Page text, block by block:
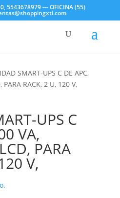
5543678979 --- OFICINA (55)
SMART-UPS C DE APC,
PARA RACK, 2 U, 120 V,
UPS C
VA,
PARA
V,